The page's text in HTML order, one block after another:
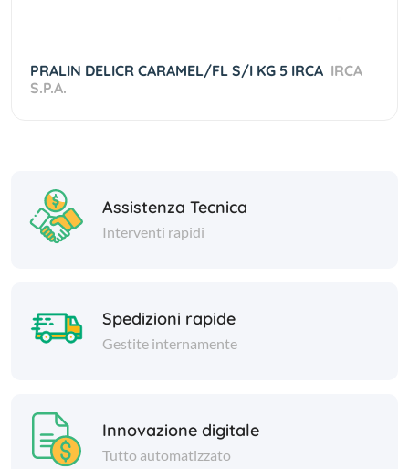
PRALIN DELICR CARAMEL/FL S/I KG 5 IRCA IRCA
S.P.A.
Assistenza Tecnica
Interventi rapidi
Spedizioni rapide
Gestite internamente
Innovazione digitale
Tutto automatizzato